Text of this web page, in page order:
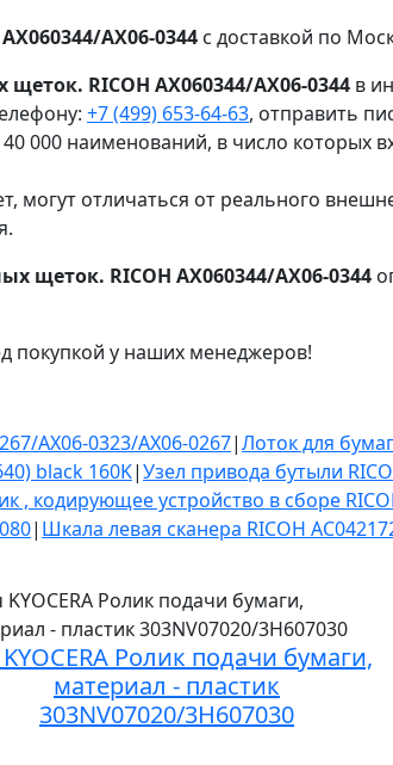
AX06-0344 с доставкой по
RICOH AX060344/AX06-0344 в
+7 (499) 653-64-63, отправить
000 наименований, в число которых
могут отличаться от реального
щеток. RICOH AX060344/AX06-0344
покупкой у наших менеджеров!
AX06-0323/AX06-0267|Лоток для
black 160K|Узел привода бутыли
, кодирующее устройство в сборе
| Шкала левая сканера RICOH
Ролик подачи бумаги,
материал - пластик
303NV07020/3H607030